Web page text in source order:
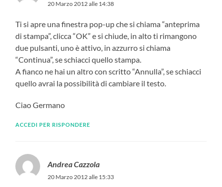
20 Marzo 2012 alle 14:38
Ti si apre una finestra pop-up che si chiama “anteprima
di stampa”, clicca “OK” e si chiude, in alto ti rimangono
due pulsanti, uno è attivo, in azzurro si chiama
“Continua”, se schiacci quello stampa.
A fianco ne hai un altro con scritto “Annulla”, se schiacci
quello avrai la possibilità di cambiare il testo.
Ciao Germano
ACCEDI PER RISPONDERE
Andrea Cazzola
20 Marzo 2012 alle 15:33